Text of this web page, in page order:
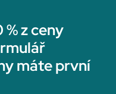
z ceny
máte první